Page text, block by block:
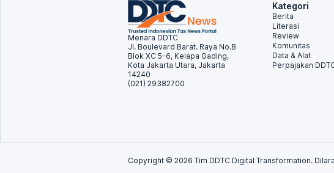
Menara DDTC
Jl. Boulevard Barat. Raya No.B
Blok XC 5-6, Kelapa Gading,
Kota Jakarta Utara, Jakarta
14240
(021) 29382700
Kategori
Berita
Literasi
Review
Komunitas
Data & Alat
Perpajakan
Copyright © 2026 Tim DDTC Digital Transformation.